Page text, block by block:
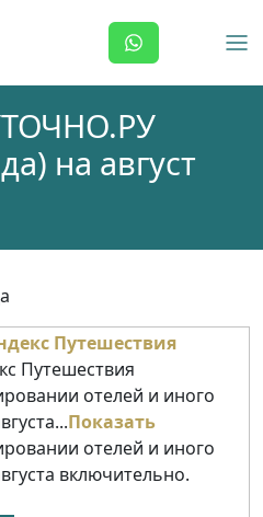
на август
Путешествия
отелей и иного
Показать
отелей и иного
включительно.